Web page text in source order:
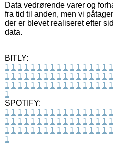
Data vedrørende varer og
fra tid til anden, men vi
der er blevet realiseret efter
data.
BITLY:
1 1 1 1 1 1 1 1 1 1 1 1 1 1 1 1 1
1 1 1 1 1 1 1 1 1 1 1 1 1 1 1 1 1
1 1 1 1 1 1 1 1 1 1 1 1 1 1 1 1 1
1
SPOTIFY:
1 1 1 1 1 1 1 1 1 1 1 1 1 1 1 1 1
1 1 1 1 1 1 1 1 1 1 1 1 1 1 1 1 1
1 1 1 1 1 1 1 1 1 1 1 1 1 1 1 1 1
1